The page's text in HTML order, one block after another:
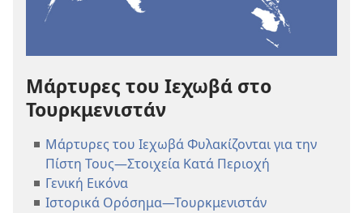
Μάρτυρες του Ιεχωβά στο
Τουρκμενιστάν
Μάρτυρες του Ιεχωβά Φυλακίζονται για την
Πίστη Τους—Στοιχεία Κατά Περιοχή
Γενική Εικόνα
Ιστορικά Ορόσημα—Τουρκμενιστάν